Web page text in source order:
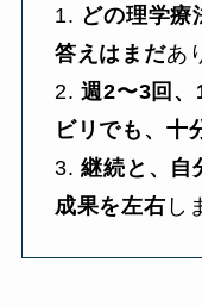
1. どの理学療
答えはまだあ
2.週2〜3回
ビリでも、十
3.継続と、自
成果を左右 し